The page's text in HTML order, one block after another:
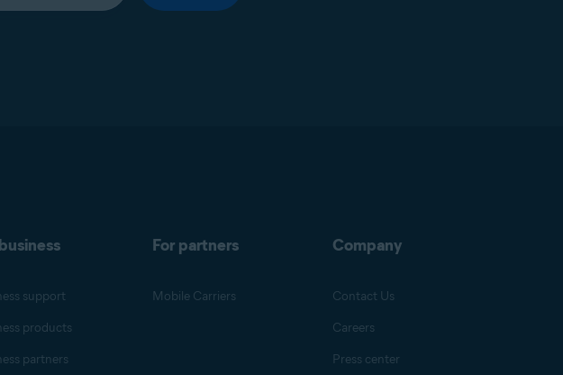
support
products
partners
For partners
Mobile Carriers
Company
Contact Us
Careers
Press center